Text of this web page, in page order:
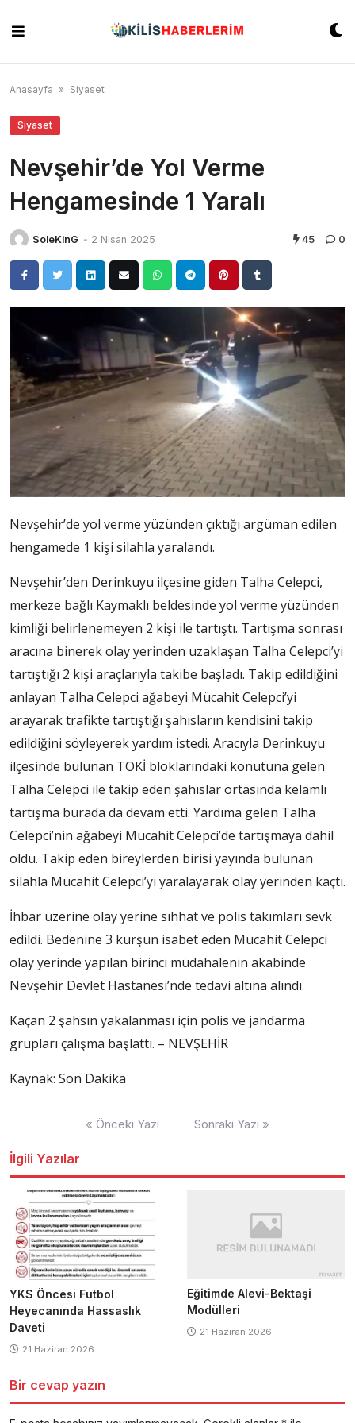
content
Anasayfa » Siyaset
Siyaset
Nevşehir’de Yol Verme
Hengamesinde 1 Yaralı
SoleKinG - 2 Nisan 2025 45 0
Nevşehir’de yol verme yüzünden çıktığı argüman edilen
hengamede 1 kişi silahla yaralandı.
Nevşehir’den Derinkuyu ilçesine giden Talha Celepci,
merkeze bağlı Kaymaklı beldesinde yol verme yüzünden
kimliği belirlenemeyen 2 kişi ile tartıştı. Tartışma sonrası
aracına binerek olay yerinden uzaklaşan Talha Celepci’yi
tartıştığı 2 kişi araçlarıyla takibe başladı. Takip edildiğini
anlayan Talha Celepci ağabeyi Mücahit Celepci’yi
arayarak trafikte tartıştığı şahısların kendisini takip
edildiğini söyleyerek yardım istedi. Aracıyla Derinkuyu
ilçesinde bulunan TOKİ bloklarındaki konutuna gelen
Talha Celepci ile takip eden şahıslar ortasında kelamlı
tartışma burada da devam etti. Yardıma gelen Talha
Celepci’nin ağabeyi Mücahit Celepci’de tartışmaya dahil
oldu. Takip eden bireylerden birisi yayında bulunan
silahla Mücahit Celepci’yi yaralayarak olay yerinden kaçtı.
İhbar üzerine olay yerine sıhhat ve polis takımları sevk
edildi. Bedenine 3 kurşun isabet eden Mücahit Celepci
olay yerinde yapılan birinci müdahalenin akabinde
Nevşehir Devlet Hastanesi’nde tedavi altına alındı.
Kaçan 2 şahsın yakalanması için polis ve jandarma
grupları çalışma başlattı. – NEVŞEHİR
Kaynak: Son Dakika
« Önceki Yazı Sonraki Yazı »
İlgili Yazılar
YKS Öncesi Futbol
Heyecanında Hassaslık
Daveti
21 Haziran 2026
Eğitimde Alevi-Bektaşi
Modülleri
21 Haziran 2026
Bir cevap yazın